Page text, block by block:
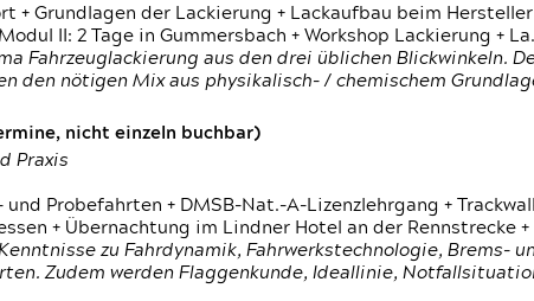
+ Grundlagen der Lackierung + Lackaufbau beim
II: 2 Tage in Gummersbach + Workshop Lackierung +
Fahrzeuglackierung aus den drei üblichen Blickwinkeln.
den nötigen Mix aus physikalisch- / chemischem
nicht einzeln buchbar)
Praxis
Probefahrten + DMSB-Nat.-A-Lizenzlehrgang +
+ Übernachtung im Lindner Hotel an der Rennstrecke
zu Fahrdynamik, Fahrwerkstechnologie, Brems-
Zudem werden Flaggenkunde, Ideallinie,